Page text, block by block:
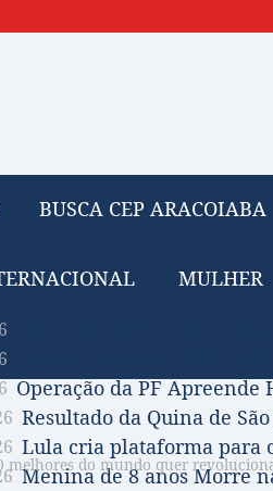
BUSCA CEP ARACOIABA
MULHER
Operação da PF
Resultado da Quina de São
Lula cria plataforma para
Menina de 8 anos Morre
melhores do mundo quer